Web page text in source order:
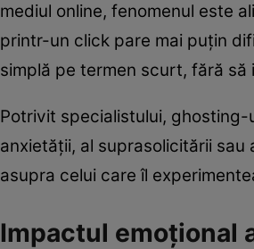
mediul online, fenomenul este
printr-un click pare mai puțin
simplă pe termen scurt, fără
Potrivit specialistului,
anxietății, al suprasolicitării
asupra celui care îl
Impactul emoțional